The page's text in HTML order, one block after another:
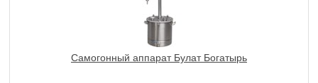
Самогонный аппарат Булат Богатырь